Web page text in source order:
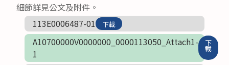
細節詳見公文及附件。
113E0006487-01
下載
A10700000V0000000_0000113050_Attach1-
1
下
載